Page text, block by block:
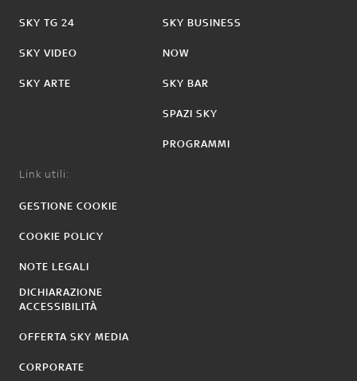
SKY TG 24
SKY VIDEO
SKY ARTE
SKY BUSINESS
NOW
SKY BAR
SPAZI SKY
PROGRAMMI
Link utili:
GESTIONE COOKIE
COOKIE POLICY
NOTE LEGALI
DICHIARAZIONE
ACCESSIBILITÀ
OFFERTA SKY MEDIA
CORPORATE